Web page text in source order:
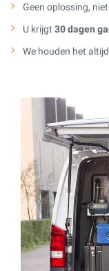
Geen oplossing,
U krijgt 30 dagen
We houden het altijd